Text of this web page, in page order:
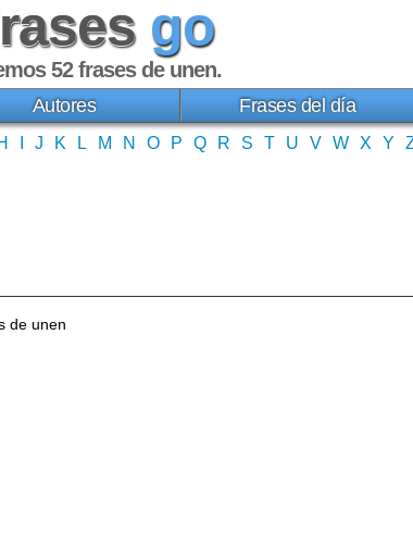
go
52frases de unen.
Autores Frases del día
J K L M N O P Q R S T U V W X Y
de unen